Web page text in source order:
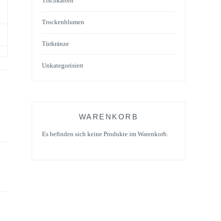
Trockenblumen
Türkränze
Unkategorisiert
WARENKORB
Es befinden sich keine Produkte im Warenkorb.